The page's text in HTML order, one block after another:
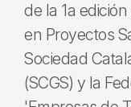
de la 1a
en Proyectos
Sociedad
(SCGS) y la